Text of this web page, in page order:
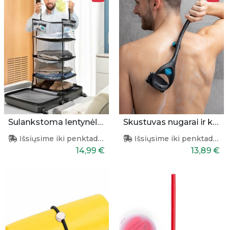
Sulankstoma lentynėlė lagaminui
Išsiųsime iki penktadienio
14,99 €
Skustuvas nugarai ir kūnui
Išsiųsime iki penktadienio
13,89 €